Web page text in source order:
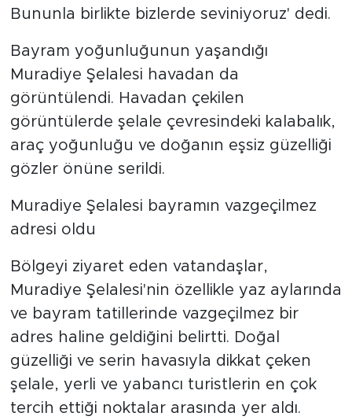
Bununla birlikte bizlerde seviniyoruz' dedi.
Bayram yoğunluğunun yaşandığı
Muradiye Şelalesi havadan da
görüntülendi. Havadan çekilen
görüntülerde şelale çevresindeki kalabalık,
araç yoğunluğu ve doğanın eşsiz güzelliği
gözler önüne serildi.
Muradiye Şelalesi bayramın vazgeçilmez
adresi oldu
Bölgeyi ziyaret eden vatandaşlar,
Muradiye Şelalesi'nin özellikle yaz aylarında
ve bayram tatillerinde vazgeçilmez bir
adres haline geldiğini belirtti. Doğal
güzelliği ve serin havasıyla dikkat çeken
şelale, yerli ve yabancı turistlerin en çok
tercih ettiği noktalar arasında yer aldı.